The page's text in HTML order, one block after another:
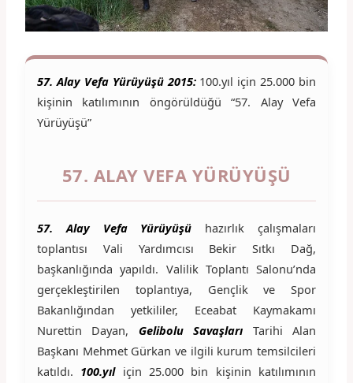
57. Alay Vefa Yürüyüşü 2015:100.yıl için 25.000 bin
kişinin katılımının öngörüldüğü “57. Alay Vefa
Yürüyüşü”
57. ALAY VEFA YÜRÜYÜŞÜ
57. Alay Vefa Yürüyüşü hazırlık çalışmaları
toplantısı Vali Yardımcısı Bekir Sıtkı Dağ,
başkanlığında yapıldı. Valilik Toplantı Salonu’nda
gerçekleştirilen toplantıya, Gençlik ve Spor
Bakanlığından yetkililer, Eceabat Kaymakamı
Nurettin Dayan, Gelibolu Savaşları Tarihi Alan
Başkanı Mehmet Gürkan ve ilgili kurum temsilcileri
katıldı. 100.yıliçin 25.000 bin kişinin katılımının